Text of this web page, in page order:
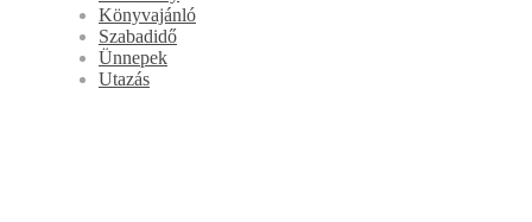
Könyvajánló
Szabadidő
Ünnepek
Utazás